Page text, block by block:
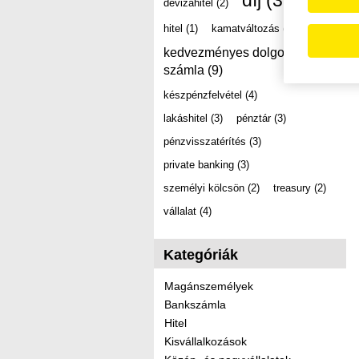
devizahitel (2)
hitel (1) kamatváltozás (2)
kedvezményes dolgozói
számla (9)
készpénzfelvétel (4)
lakáshitel (3) pénztár (3)
pénzvisszatérítés (3)
private banking (3)
személyi kölcsön (2) treasury (2)
vállalat (4)
Kategóriák
Magánszemélyek
Bankszámla
Hitel
Kisvállalkozások